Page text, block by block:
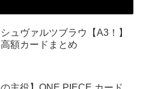
ュヴァルツブラウ【A3！】
額カードまとめ